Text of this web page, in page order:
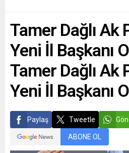
Tamer Dağlı Ak
Yeni İl Başkanı
Tamer Dağlı Ak
Yeni İl Başkanı
Paylaş Tweetle
ABONE OL